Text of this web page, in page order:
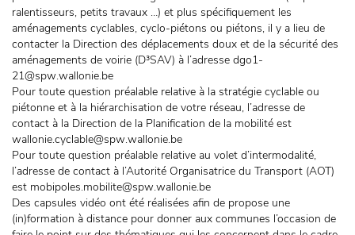
ralentisseurs, petits travaux …) et plus spécifiquement les
aménagements cyclables, cyclo-piétons ou piétons, il y a lieu de
contacter la Direction des déplacements doux et de la sécurité des
aménagements de voirie (D³SAV) à l’adresse dgo1-
21@spw.wallonie.be
Pour toute question préalable relative à la stratégie cyclable ou
piétonne et à la hiérarchisation de votre réseau, l’adresse de
contact à la Direction de la Planification de la mobilité est
wallonie.cyclable@spw.wallonie.be
Pour toute question préalable relative au volet d’intermodalité,
l’adresse de contact à l’Autorité Organisatrice du Transport (AOT)
est mobipoles.mobilite@spw.wallonie.be
Des capsules vidéo ont été réalisées afin de propose une
(in)formation à distance pour donner aux communes l’occasion de